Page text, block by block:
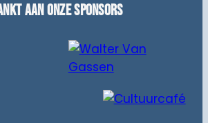
aan onze sponsors